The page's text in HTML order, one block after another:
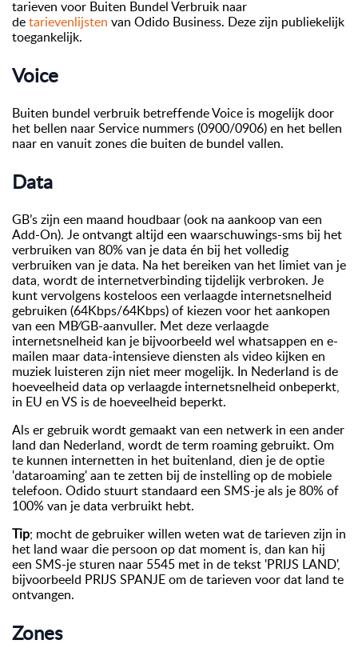
tarieven voor Buiten Bundel Verbruik naar
detarievenlijsten van Odido Business. Deze zijn publiekelijk
toegankelijk.
Voice
Buiten bundel verbruik betreffende Voice is mogelijk door
het bellen naar Service nummers (0900/0906) en het bellen
naar en vanuit zones die buiten de bundel vallen.
Data
GB’s zijn een maand houdbaar (ook na aankoop van een
Add-On). Je ontvangt altijd een waarschuwings-sms bij het
verbruiken van 80% van je data én bij het volledig
verbruiken van je data. Na het bereiken van het limiet van je
data, wordt de internetverbinding tijdelijk verbroken. Je
kunt vervolgens kosteloos een verlaagde internetsnelheid
gebruiken (64Kbps/64Kbps) of kiezen voor het aankopen
van een MB⁄GB-aanvuller. Met deze verlaagde
internetsnelheid kan je bijvoorbeeld wel whatsappen en e-
mailen maar data-intensieve diensten als video kijken en
muziek luisteren zijn niet meer mogelijk. In Nederland is de
hoeveelheid data op verlaagde internetsnelheid onbeperkt,
in EU en VS is de hoeveelheid beperkt.
Als er gebruik wordt gemaakt van een netwerk in een ander
land dan Nederland, wordt de term roaming gebruikt. Om
te kunnen internetten in het buitenland, dien je de optie
'dataroaming' aan te zetten bij de instelling op de mobiele
telefoon. Odido stuurt standaard een SMS-je als je 80% of
100% van je data verbruikt hebt.
Tip; mocht de gebruiker willen weten wat de tarieven zijn in
het land waar die persoon op dat moment is, dan kan hij
een SMS-je sturen naar 5545 met in de tekst 'PRIJS LAND',
bijvoorbeeld PRIJS SPANJE om de tarieven voor dat land te
ontvangen.
Zones